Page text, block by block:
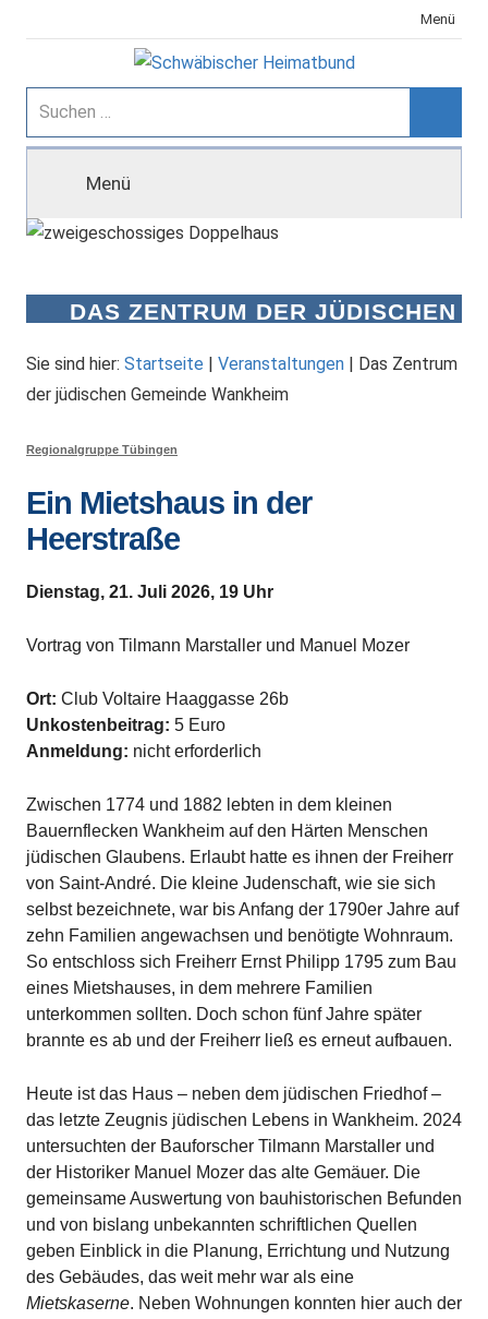
Inhalt
Menü
Schwäbischer
Heimatbund
Suchen
nach:
Menü
DAS ZENTRUM DER JÜDISCHEN
Sie sind hier: Startseite | Veranstaltungen | Das Zentrum
der jüdischen Gemeinde Wankheim
Regionalgruppe Tübingen
Ein Mietshaus in der
Heerstraße
Dienstag, 21. Juli 2026, 19 Uhr
Vortrag von Tilmann Marstaller und Manuel Mozer
Ort: Club Voltaire Haaggasse 26b
Unkostenbeitrag: 5 Euro
Anmeldung: nicht erforderlich
Zwischen 1774 und 1882 lebten in dem kleinen
Bauernflecken Wankheim auf den Härten Menschen
jüdischen Glaubens. Erlaubt hatte es ihnen der Freiherr
von Saint-André. Die kleine Judenschaft, wie sie sich
selbst bezeichnete, war bis Anfang der 1790er Jahre auf
zehn Familien angewachsen und benötigte Wohnraum.
So entschloss sich Freiherr Ernst Philipp 1795 zum Bau
eines Mietshauses, in dem mehrere Familien
unterkommen sollten. Doch schon fünf Jahre später
brannte es ab und der Freiherr ließ es erneut aufbauen.
Heute ist das Haus – neben dem jüdischen Friedhof –
das letzte Zeugnis jüdischen Lebens in Wankheim. 2024
untersuchten der Bauforscher Tilmann Marstaller und
der Historiker Manuel Mozer das alte Gemäuer. Die
gemeinsame Auswertung von bauhistorischen Befunden
und von bislang unbekannten schriftlichen Quellen
geben Einblick in die Planung, Errichtung und Nutzung
des Gebäudes, das weit mehr war als eine
Mietskaserne. Neben Wohnungen konnten hier auch der